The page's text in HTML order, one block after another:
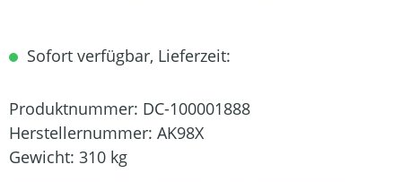
Sofort verfügbar, Lieferzeit:
Produktnummer: DC-100001888
Herstellernummer: AK98X
Gewicht: 310 kg